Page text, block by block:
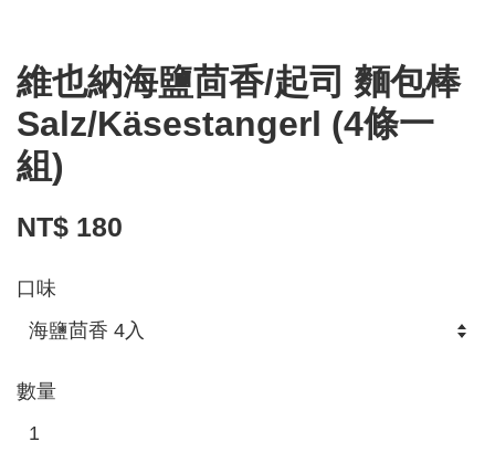
維也納海鹽茴香/起司 麵包棒
Salz/Käsestangerl (4條一
組)
NT$ 180
口味
數量